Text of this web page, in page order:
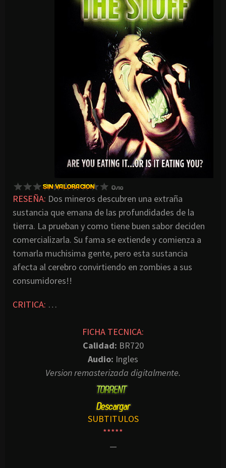
RESEÑA: Dos mineros descubren una extraña
sustancia que emana de las profundidades de la
tierra. La prueban y como tiene buen sabor deciden
comercializarla. Su fama se extiende y comienza a
tomarla muchisima gente, pero esta sustancia
afecta al cerebro convirtiendo en zombies a sus
consumidores!!
CRITICA: …
FICHA TECNICA:
Calidad: BR720
Audio: Ingles
Version remasterizada digitalmente.
SUBTITULOS
*****
—